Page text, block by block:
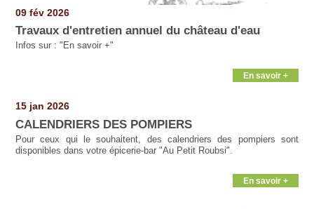
09 fév 2026
Travaux d'entretien annuel du château d'eau
Infos sur : "En savoir +"
En savoir +
15 jan 2026
CALENDRIERS DES POMPIERS
Pour ceux qui le souhaitent, des calendriers des pompiers sont
disponibles dans votre épicerie-bar "Au Petit Roubsi".
En savoir +